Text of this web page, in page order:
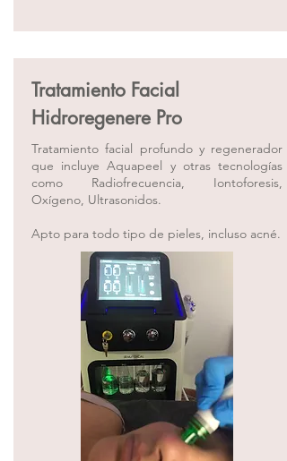
Tratamiento Facial
Hidroregenere Pro
Tratamiento facial profundo y regenerador
que incluye Aquapeel y otras tecnologías
como Radiofrecuencia, Iontoforesis,
Oxígeno, Ultrasonidos.
Apto para todo tipo de pieles, incluso acné.